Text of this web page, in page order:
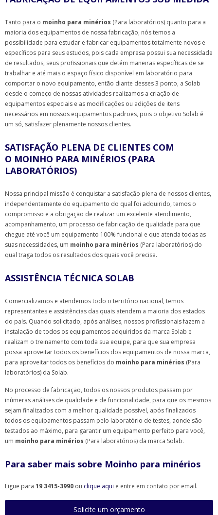
Tanto para o moinho para minérios (Para laboratórios) quanto para a
maioria dos equipamentos de nossa fabricação, nós temos a
possibilidade para estudar e fabricar equipamentos totalmente novos e
específicos para seus estudos, pois cada empresa possui sua necessidade
de resultados, seus profissionais que detém maneiras específicas de se
trabalhar e até mais o espaço físico disponível em laboratório para
comportar o novo equipamento, então diante desses 3 ponto, a Solab
desde o começo de nossas atividades realizamos a criação de
equipamentos especiais e as modificações ou adições de itens
necessários em nossos equipamentos padrões, pois o objetivo Solab é
um só, satisfazer plenamente nossos clientes.
SATISFAÇÃO PLENA DE CLIENTES COM
O MOINHO PARA MINÉRIOS (PARA
LABORATÓRIOS)
Nossa principal missão é conquistar a satisfação plena de nossos clientes,
independentemente do equipamento do qual foi adquirido, temos o
compromisso e a obrigação de realizar um excelente atendimento,
acompanhamento, um processo de fabricação de qualidade para que
chegue até você um equipamento 100% funcional e que atenda todas as
suas necessidades, um moinho para minérios (Para laboratórios) do
qual traga todos os resultados dos quais você precisa.
ASSISTÊNCIA TÉCNICA SOLAB
Comercializamos e atendemos todo o território nacional, temos
representantes e assistências das quais atendem a maioria dos estados
do país. Quando solicitado, após análises, nossos profissionais fazem a
instalação de todos os equipamentos adquiridos da marca Solab e
realizam o treinamento com toda sua equipe, para que sua empresa
possa aproveitar todos os benefícios dos equipamentos de nossa marca,
para aproveitar todos os benefícios do moinho para minérios (Para
laboratórios) da Solab.
No processo de fabricação, todos os nossos produtos passam por
inúmeras análises de qualidade e de funcionalidade, para que os mesmos
sejam finalizados com a melhor qualidade possível, após finalizados
todos os equipamentos passam pelo laboratório de testes, aonde são
testados ao máximo, para garantir um equipamento perfeito para você,
um moinho para minérios (Para laboratórios) da marca Solab.
Para saber mais sobre Moinho para minérios
Ligue para 19 3415-3990 ou clique aqui e entre em contato por email.
Solicite um orçamento